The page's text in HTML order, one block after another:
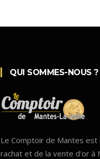
QUI SOMMES-NOUS ?
Le Comptoir de Mantes est
rachat et de la vente d'or à